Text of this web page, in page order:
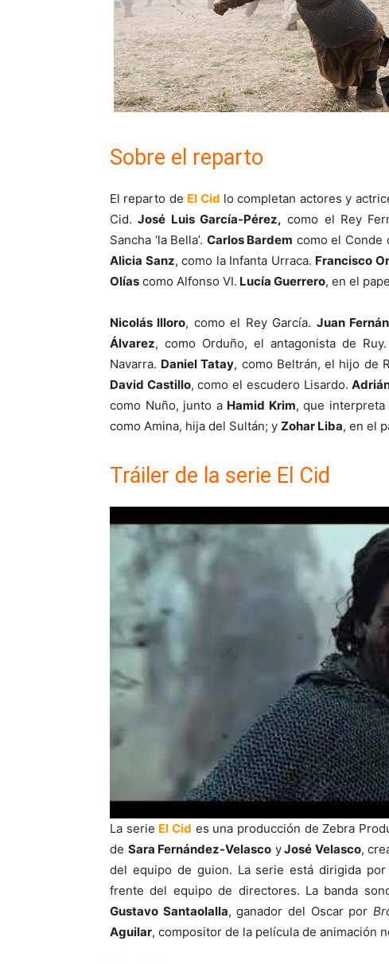
Sobre el reparto
El reparto de El Cid lo completan actores y
Cid.José Luis García-Pérez, como el Rey
Sancha ‘la Bella’. Carlos Bardem como el Conde
Alicia Sanz, como la Infanta Urraca. Francisco
Olías como Alfonso VI. Lucía Guerrero, en el
Nicolás Illoro, como el Rey García. Juan
Álvarez, como Orduño, el antagonista de Ruy.
Navarra. Daniel Tatay, como Beltrán, el hijo de
David Castillo, como el escudero Lisardo.
como Nuño, junto a Hamid Krim, que
como Amina, hija del Sultán; y Zohar Liba, en el
Tráiler de la serie El Cid
La serie El Cid es una producción de Zebra
de Sara Fernández-Velasco yJosé Velasco,
del equipo de guion. La serie está dirigida por
frente del equipo de directores. La banda
Gustavo Santaolalla, ganador del Oscar por
Aguilar, compositor de la película de animación